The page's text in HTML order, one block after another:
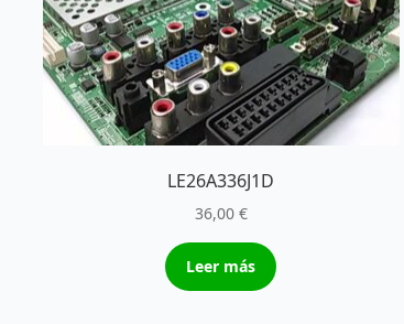
LE26A336J1D
36,00 €
Leer más